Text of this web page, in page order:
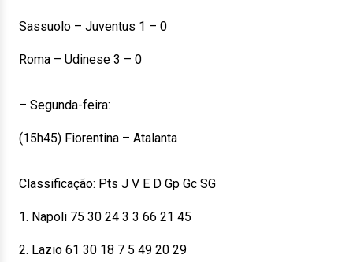
Sassuolo – Juventus 1 – 0
Roma – Udinese 3 – 0
– Segunda-feira:
(15h45) Fiorentina – Atalanta
Classificação: Pts J V E D Gp Gc SG
1. Napoli 75 30 24 3 3 66 21 45
2. Lazio 61 30 18 7 5 49 20 29